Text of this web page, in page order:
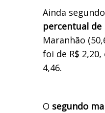
Ainda
percentual de
Maranhão
foi de R$
4,46.
O segundo